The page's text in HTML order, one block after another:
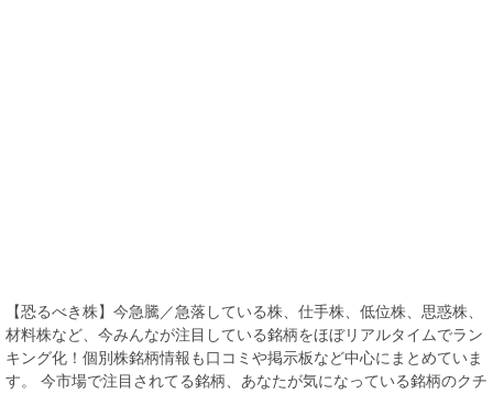
【恐るべき株】今急騰／急落している株、仕手株、低位株、思惑株、
材料株など、今みんなが注目している銘柄をほぼリアルタイムでラン
キング化！個別株銘柄情報も口コミや掲示板など中心にまとめていま
す。 今市場で注目されてる銘柄、あなたが気になっている銘柄のクチ